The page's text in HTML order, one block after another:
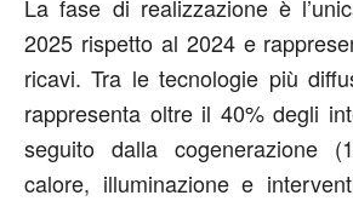
La fase di realizzazione è
2025 rispetto al 2024 e
ricavi. Tra le tecnologie più
rappresenta oltre il 40% degli
seguito dalla cogenerazione
calore, illuminazione e